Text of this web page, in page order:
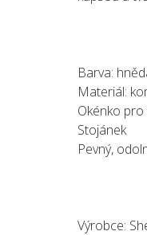
Barva:
Materiál:
Okénko
Stojánek
Pevný,
Výrobce: